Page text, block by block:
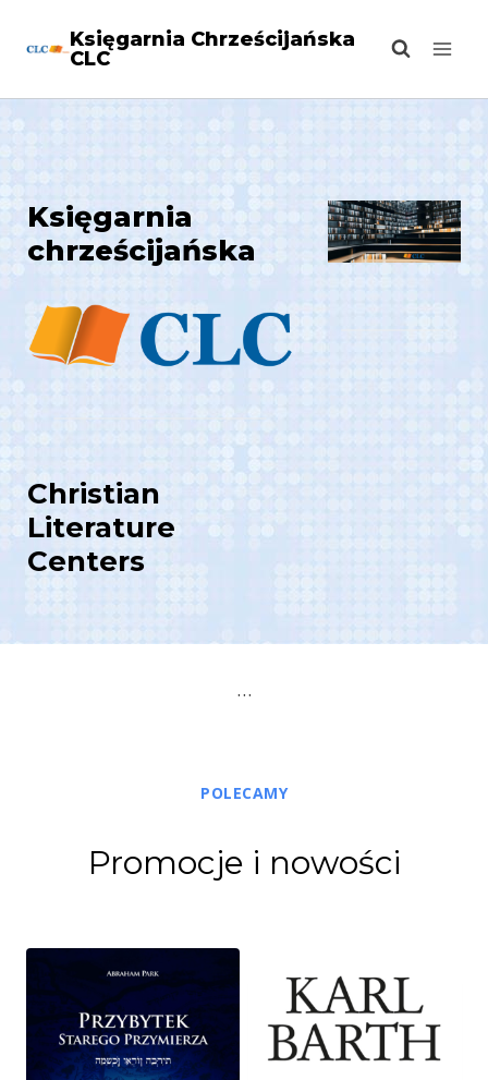
Księgarnia Chrześcijańska
CLC
Księgarnia
chrześcijańska
Christian
Literature
Centers
…
POLECAMY
Promocje i nowości